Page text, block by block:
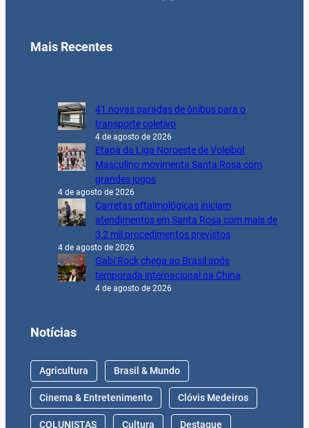
Mais Recentes
41 novas paradas de ônibus para o
transporte coletivo
4 de agosto de 2026
Etapa da Liga Noroeste de Voleibol
Masculino movimenta Santa Rosa com
grandes jogos
4 de agosto de 2026
Carretas oftalmológicas iniciam
atendimentos em Santa Rosa com mais de
3,2 mil procedimentos previstos
4 de agosto de 2026
Gabi Rock chega ao Brasil após
temporada internacional na China
4 de agosto de 2026
Notícias
Agricultura Brasil & Mundo
Cinema & Entretenimento Clóvis Medeiros
COLUNISTAS Cultura Destaque